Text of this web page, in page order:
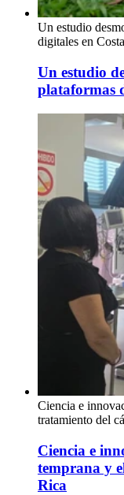
Un estudio
digitales en
Un estudio
plataformas
Ciencia e
tratamiento del
Ciencia e
temprana y
Rica